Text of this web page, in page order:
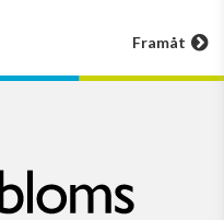
Framåt